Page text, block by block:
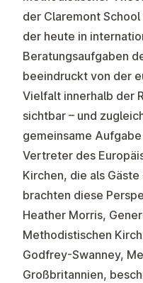
der Claremont
der heute in
Beratungsaufgaben
beeindruckt von der
Vielfalt innerhalb der
sichtbar – und
gemeinsame
Vertreter des
Kirchen, die als
brachten diese
Heather Morris,
Methodistischen
Godfrey-Swanney,
Großbritannien,